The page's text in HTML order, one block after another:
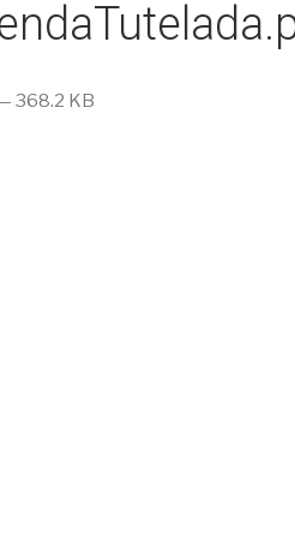
368.2 KB